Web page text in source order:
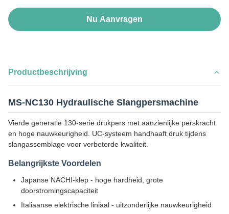
Nu Aanvragen
Productbeschrijving
MS-NC130 Hydraulische Slangpersmachine
Vierde generatie 130-serie drukpers met aanzienlijke perskracht
en hoge nauwkeurigheid. UC-systeem handhaaft druk tijdens
slangassemblage voor verbeterde kwaliteit.
Belangrijkste Voordelen
Japanse NACHI-klep - hoge hardheid, grote
doorstromingscapaciteit
Italiaanse elektrische liniaal - uitzonderlijke nauwkeurigheid